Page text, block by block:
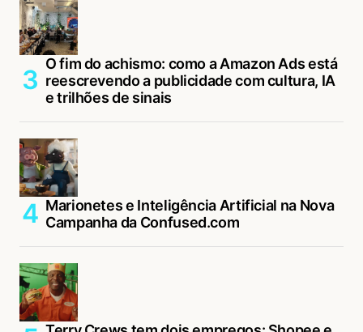
O fim do achismo: como a Amazon Ads está
reescrevendo a publicidade com cultura, IA
e trilhões de sinais
Marionetes e Inteligência Artificial na Nova
Campanha da Confused.com